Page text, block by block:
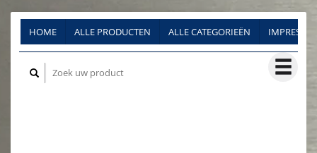
HOME ALLE PRODUCTEN ALLE CATEGORIEËN